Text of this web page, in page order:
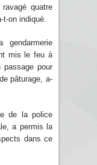
quatre
on indiqué.
gendarmerie
mis le feu à
passage pour
pâturage, a-
de la police
a permis la
dans ce